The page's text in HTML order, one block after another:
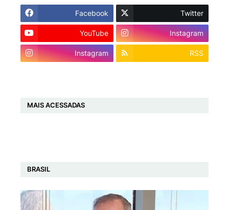
Facebook Twitter
YouTube Instagram
Instagram RSS
MAIS ACESSADAS
BRASIL